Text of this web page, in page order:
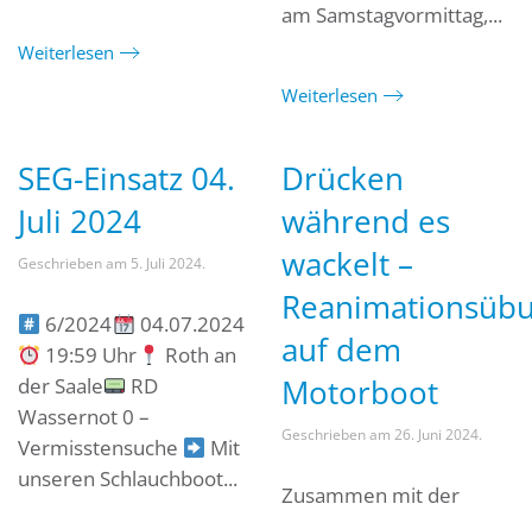
Weiterlesen
am Samstagvormittag,...
Weiterlesen
SEG-Einsatz 04.
Juli 2024
Geschrieben am 5. Juli 2024.
6/2024
04.07.2024
19:59 Uhr
Roth an
der Saale
RD
Wassernot 0 –
Vermisstensuche
Mit
unseren Schlauchboot...
Drücken
während es
wackelt –
auf dem
Motorboot
Geschrieben am 26. Juni 2024.
Zusammen mit der